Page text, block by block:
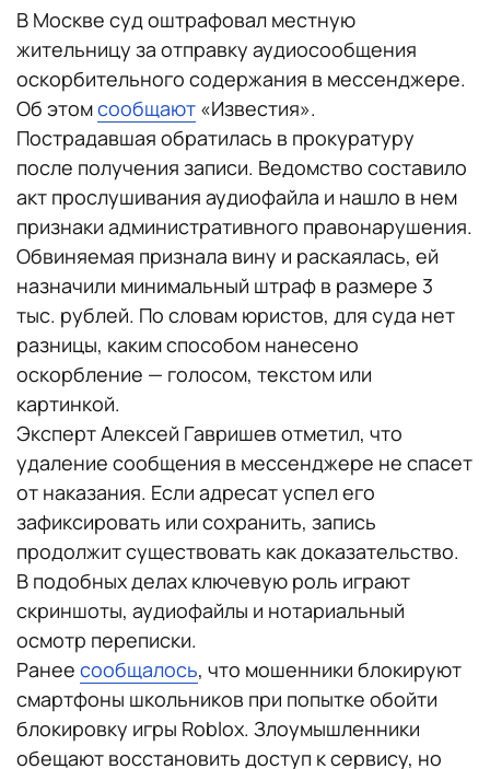
В Москве суд оштрафовал местную
жительницу за отправку аудиосообщения
оскорбительного содержания в мессенджере.
Об этомсообщают «Известия».
Пострадавшая обратилась в прокуратуру
после получения записи. Ведомство составило
акт прослушивания аудиофайла и нашло в нем
признаки административного правонарушения.
Обвиняемая признала вину и раскаялась, ей
назначили минимальный штраф в размере 3
тыс. рублей. По словам юристов, для суда нет
разницы, каким способом нанесено
оскорбление — голосом, текстом или
картинкой.
Эксперт Алексей Гавришев отметил, что
удаление сообщения в мессенджере не спасет
от наказания. Если адресат успел его
зафиксировать или сохранить, запись
продолжит существовать как доказательство.
В подобных делах ключевую роль играют
скриншоты, аудиофайлы и нотариальный
осмотр переписки.
Ранее сообщалось, что мошенники блокируют
смартфоны школьников при попытке обойти
блокировку игры Roblox. Злоумышленники
обещают восстановить доступ к сервису, но